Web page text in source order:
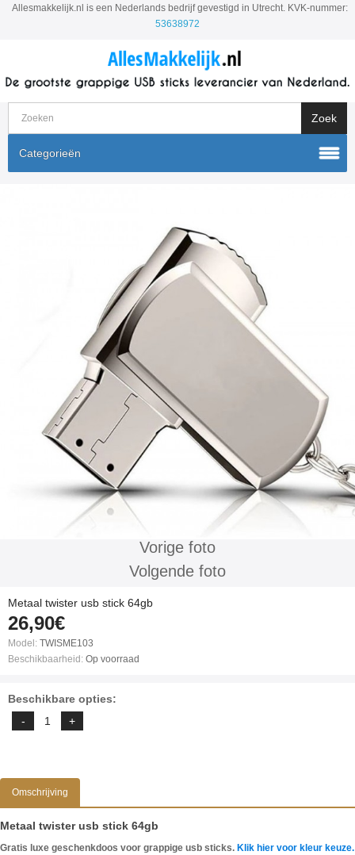
Allesmakkelijk.nl is een Nederlands bedrijf gevestigd in Utrecht. KVK-nummer:
53638972
Categorieën
Vorige foto
Volgende foto
Metaal twister usb stick 64gb
26,90€
Model: TWISME103
Beschikbaarheid: Op voorraad
Beschikbare opties:
Omschrijving
Metaal twister usb stick 64gb
Gratis luxe geschenkdoos voor grappige usb sticks. Klik hier voor kleur keuze.